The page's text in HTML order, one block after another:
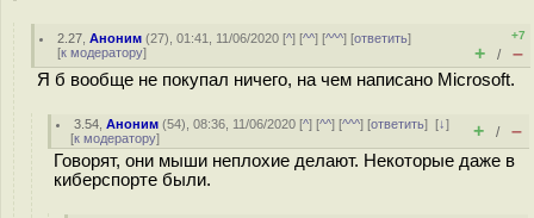
2.27 ,Аноним (27), 01:41, 11/06/2020 [^] [^^] [^^^] [ответить]
[к модератору]
+7
+ / –
Я б вообще не покупал ничего, на чем написано Microsoft.
3.54 ,Аноним (54), 08:36, 11/06/2020 [^] [^^] [^^^] [ответить][↓]
[к модератору] + / –
Говорят, они мыши неплохие делают. Некоторые даже в
киберспорте были.